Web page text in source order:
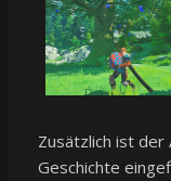
Zusätzlich ist
Geschichte